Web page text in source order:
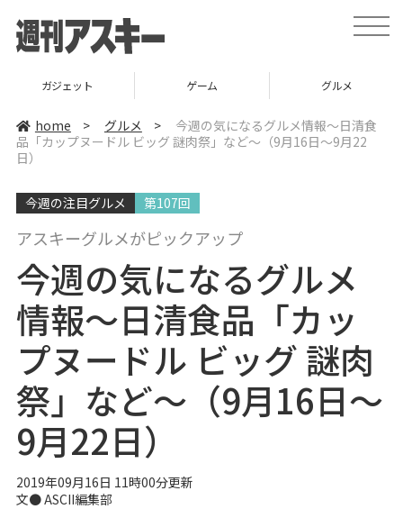
t
o
a
v
ガジェット ゲーム グルメ
home > グルメ >
今週の気になるグルメ情報～日清食
品「カップヌードル ビッグ 謎肉祭」など～（9月16日～9月22
日）
今週の注目グルメ 第107回
アスキーグルメがピックアップ
今週の気になるグルメ
情報～日清食品「カッ
プヌードル ビッグ 謎肉
祭」など～（9月16日～
9月22日）
2019年09月16日 11時00分更新
文● ASCII編集部